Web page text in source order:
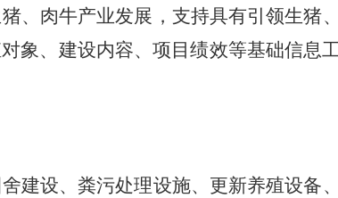
、肉牛产业发展，支持具有引领生猪
对象、建设内容、项目绩效等基础信息
建设、粪污处理设施、 更新养殖设备、